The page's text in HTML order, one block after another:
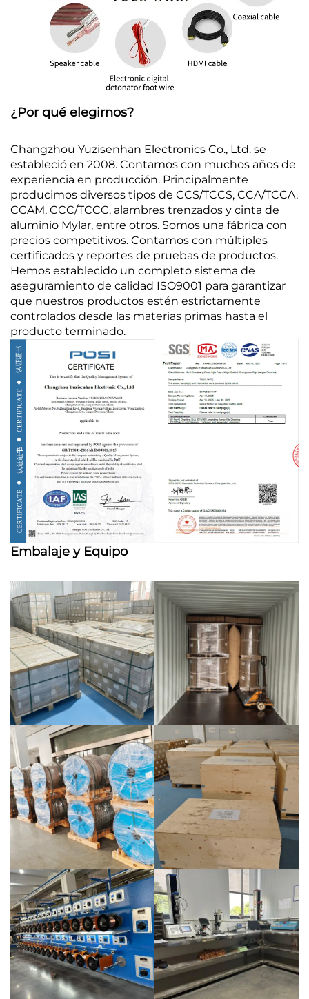
¿Por qué elegirnos?
Changzhou Yuzisenhan Electronics Co., Ltd. se
estableció en 2008. Contamos con muchos años de
experiencia en producción. Principalmente
producimos diversos tipos de CCS/TCCS, CCA/TCCA,
CCAM, CCC/TCCC, alambres trenzados y cinta de
aluminio Mylar, entre otros. Somos una fábrica con
precios competitivos. Contamos con múltiples
certificados y reportes de pruebas de productos.
Hemos establecido un completo sistema de
aseguramiento de calidad ISO9001 para garantizar
que nuestros productos estén estrictamente
controlados desde las materias primas hasta el
producto terminado.
Embalaje y Equipo